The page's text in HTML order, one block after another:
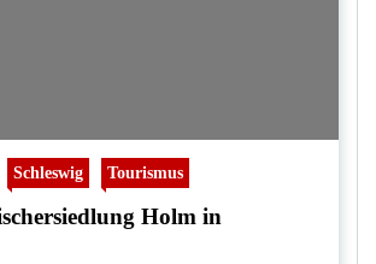
Schleswig Tourismus
Holm in